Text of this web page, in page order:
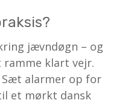
jævndøgn – og
klart vejr.
Sæt alarmer op for
et mørkt dansk